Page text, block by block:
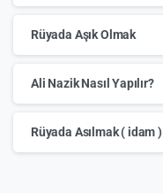
Rüyada Aşık Olmak
Ali Nazik Nasıl Yapılır?
Rüyada Asılmak ( idam )